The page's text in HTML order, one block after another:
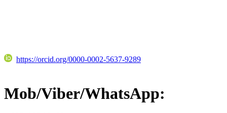
https://orcid.org/0000-0002-5637-9289
Mob/Viber/WhatsApp: